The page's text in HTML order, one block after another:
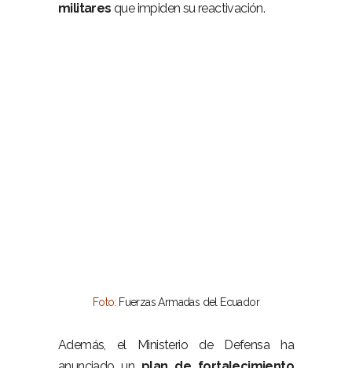
militares que impiden su reactivación.
Foto: Fuerzas Armadas del Ecuador
Además, el Ministerio de Defensa ha